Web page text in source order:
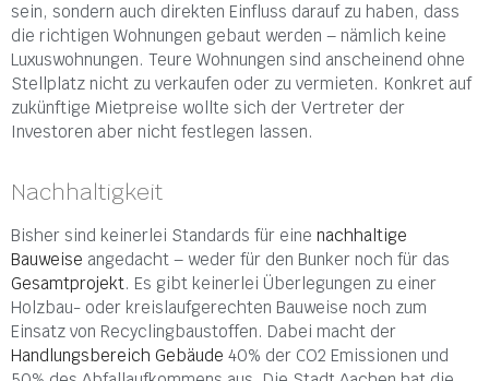
sein, sondern auch direkten Einfluss darauf zu haben, dass
die richtigen Wohnungen gebaut werden – nämlich keine
Luxuswohnungen. Teure Wohnungen sind anscheinend ohne
Stellplatz nicht zu verkaufen oder zu vermieten. Konkret auf
zukünftige Mietpreise wollte sich der Vertreter der
Investoren aber nicht festlegen lassen.
Nachhaltigkeit
Bisher sind keinerlei Standards für eine nachhaltige
Bauweise angedacht – weder für den Bunker noch für das
Gesamtprojekt. Es gibt keinerlei Überlegungen zu einer
Holzbau- oder kreislaufgerechten Bauweise noch zum
Einsatz von Recyclingbaustoffen. Dabei macht der
Handlungsbereich Gebäude 40% der CO2 Emissionen und